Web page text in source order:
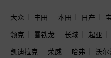
大众 丰田 本田 日产
领克
雪铁龙 长城 起亚
凯迪拉克
荣威 哈弗 沃尔